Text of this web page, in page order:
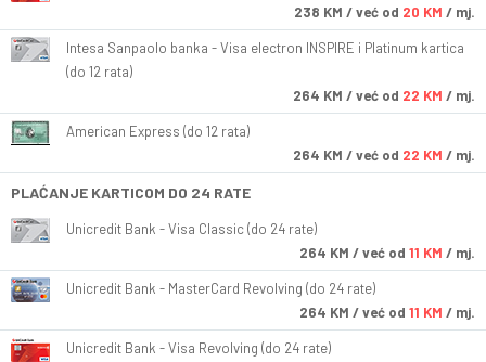
238 KM / već od 20 KM / mj.
Intesa Sanpaolo banka - Visa electron INSPIRE i Platinum kartica
(do 12 rata)
264 KM / već od 22 KM / mj.
American Express (do 12 rata)
264 KM / već od 22 KM / mj.
PLAĆANJE KARTICOM DO 24 RATE
Unicredit Bank - Visa Classic (do 24 rate)
264 KM / već od 11 KM / mj.
Unicredit Bank - MasterCard Revolving (do 24 rate)
264 KM / već od 11 KM / mj.
Unicredit Bank - Visa Revolving (do 24 rate)